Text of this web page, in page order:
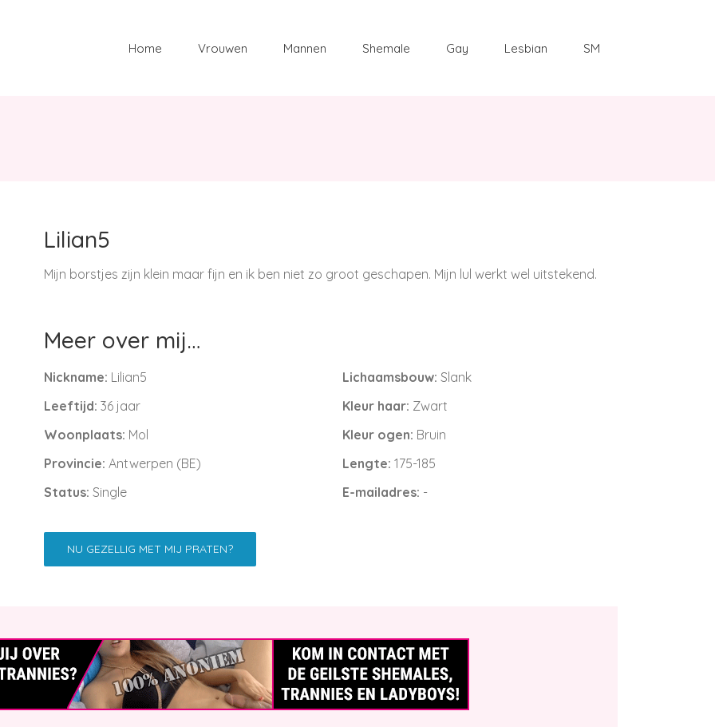
Home Vrouwen Mannen Shemale Gay Lesbian SM
Lilian5
Mijn borstjes zijn klein maar fijn en ik ben niet zo groot geschapen. Mijn lul werkt wel uitstekend.
Meer over mij…
Nickname: Lilian5
Leeftijd: 36 jaar
Woonplaats: Mol
Provincie: Antwerpen (BE)
Status: Single
Lichaamsbouw: Slank
Kleur haar: Zwart
Kleur ogen: Bruin
Lengte: 175-185
E-mailadres: -
NU GEZELLIG MET MIJ PRATEN?